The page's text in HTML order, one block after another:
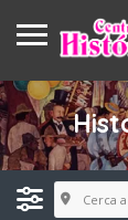
Cerca